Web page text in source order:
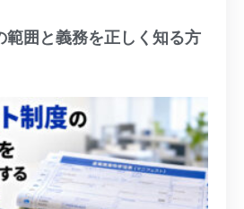
範囲と義務を正しく知る方